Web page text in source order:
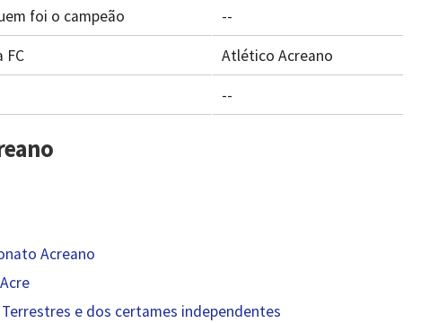
foi o campeão
--
FC
Atlético Acreano
--
Acreano
e dos certames independentes